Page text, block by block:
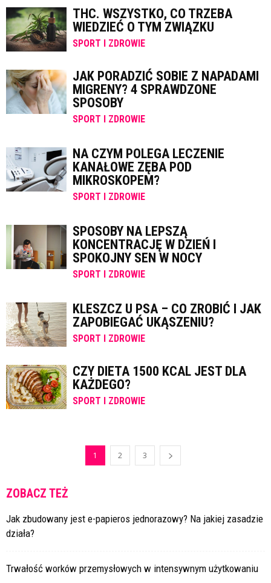
THC. WSZYSTKO, CO TRZEBA
WIEDZIEĆ O TYM ZWIĄZKU
SPORT I ZDROWIE
JAK PORADZIĆ SOBIE Z NAPADAMI
MIGRENY? 4 SPRAWDZONE
SPOSOBY
SPORT I ZDROWIE
NA CZYM POLEGA LECZENIE
KANAŁOWE ZĘBA POD
MIKROSKOPEM?
SPORT I ZDROWIE
SPOSOBY NA LEPSZĄ
KONCENTRACJĘ W DZIEŃ I
SPOKOJNY SEN W NOCY
SPORT I ZDROWIE
KLESZCZ U PSA – CO ZROBIĆ I JAK
ZAPOBIEGAĆ UKĄSZENIU?
SPORT I ZDROWIE
CZY DIETA 1500 KCAL JEST DLA
KAŻDEGO?
SPORT I ZDROWIE
1 2 3
ZOBACZ TEŻ
Jak zbudowany jest e-papieros jednorazowy? Na jakiej zasadzie
działa?
Trwałość worków przemysłowych w intensywnym użytkowaniu